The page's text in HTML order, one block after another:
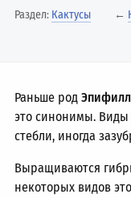
Раздел: Кактусы ←
Раньше род
это синонимы.
стебли, иногда
Выращиваются
некоторых видов